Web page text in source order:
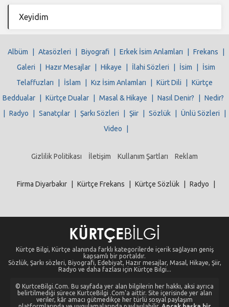
Xeyidim
Albüm Atasözleri Biyografi Erkek İsim Anlamları Frekans
Galeri
Hazır Mesajlar Hikaye İlahi Sözleri İsim
İsim
Telaffuzları
İslam Kız İsim Anlamları Kürt Dili
Kürtçe
Beddualar
Kürtçe Dualar Masal & Hikaye Nasıl Denir?
Nedir?
Radyo Sanatçılar Şarkı Sözleri Şiir Sözlük Ünlü Sözleri
Video
Gizlilik Politikası İletişim Kullanım Şartları Reklam
Firma Diyarbakır Kürtçe Frekans Kürtçe Sözlük Radyo
Kürtçe Bilgi, Kürtçe alanında farklı kategorilerde içerik sağlayan geniş
kapsamlı bir portaldır.
Sözlük, Şarkı sözleri, Biyografi, Edebiyat, Hazır mesajlar, Masal, Hikaye, Şiir,
Radyo ve daha fazlası için Kürtçe Bilgi...
© KurtceBilgi.Com. Bu sayfada yer alan bilgilerin her hakkı, aksi ayrıca
belirtilmediği sürece KurtceBilgi .Com'a aittir. Site içerisinde yer alan
veriler, kâr amacı gütmedikçe her türlü sosyal paylaşım